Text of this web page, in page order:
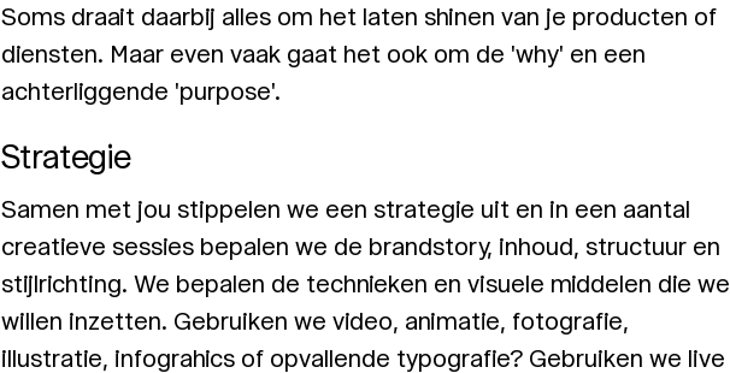
Soms draait daarbij alles om het laten shinen van je producten of
diensten. Maar even vaak gaat het ook om de 'why' en een
achterliggende 'purpose'.
Strategie
Samen met jou stippelen we een strategie uit en in een aantal
creatieve sessies bepalen we de brandstory, inhoud, structuur en
stijlrichting. We bepalen de technieken en visuele middelen die we
willen inzetten. Gebruiken we video, animatie, fotografie,
illustratie, infograhics of opvallende typografie? Gebruiken we live